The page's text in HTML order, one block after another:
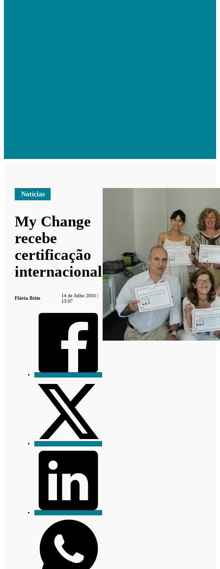
Notícias
My Change
recebe
certificação
internacional
Flávia Brito
14 de Julho 2016 |
13:07